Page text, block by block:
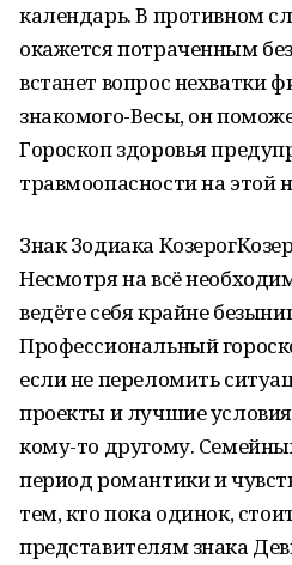
календарь. В противном
окажется потраченным
встанет вопрос нехватки
знакомого-Весы, он
Гороскоп здоровья
травмоопасности на этой
Знак Зодиака
Несмотря на всё
ведёте себя крайне
Профессиональный
если не переломить
проекты и лучшие условия
кому-то другому.
период романтики и
тем, кто пока одинок,
представителям знака